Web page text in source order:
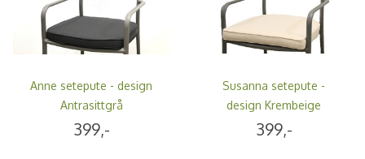
Anne setepute - design
Antrasittgrå
399,-
Susanna setepute -
design Krembeige
399,-